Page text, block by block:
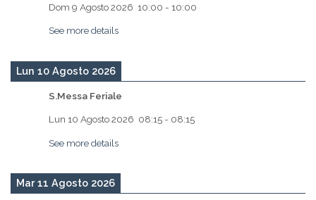
Dom 9 Agosto 2026 10:00 - 10:00
See more details
Lun 10 Agosto 2026
S.Messa Feriale
Lun 10 Agosto 2026 08:15 - 08:15
See more details
Mar 11 Agosto 2026